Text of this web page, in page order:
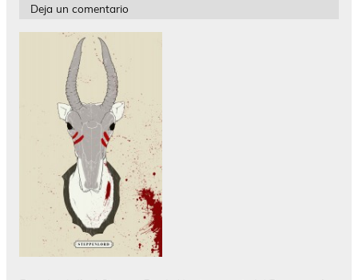
Deja un comentario